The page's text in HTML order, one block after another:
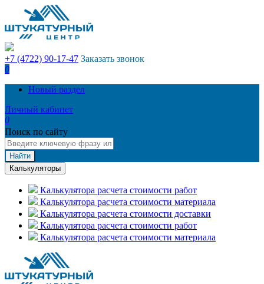
+7 (4722) 90-17-47 Заказать звонок
0
Новый раздел
Личный кабинет
0
Поиск по сайту
Найти
Калькуляторы
Калькулятора расчета стоимости работ
Калькулятора расчета стоимости материала
Калькулятора расчета стоимости доставки
Калькулятора расчета стоимости работ
Калькулятора расчета стоимости материала